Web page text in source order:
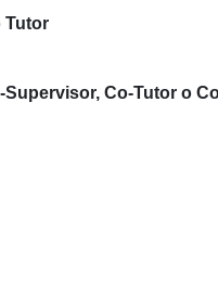
Tutor
Co-Tutor o